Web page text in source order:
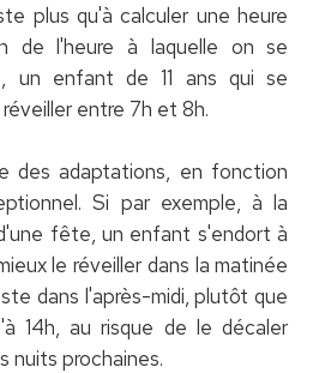
plus qu'à calculer une heure
de l'heure à laquelle on se
un enfant de 11 ans qui se
entre 7h et 8h.
des adaptations, en fonction
Si par exemple, à la
fête, un enfant s'endort à
le réveiller dans la matinée
dans l'après-midi, plutôt que
14h, au risque de le décaler
nuits prochaines.